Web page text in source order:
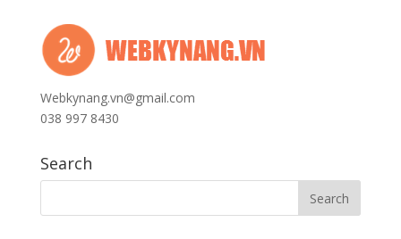
Webkynang.vn@gmail.com
038 997 8430
Search